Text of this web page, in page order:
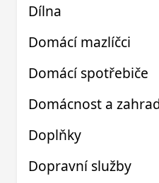
Dílna
Domácí mazlíčci
Domácí spotřebiče
Domácnost a
Doplňky
Dopravní služby